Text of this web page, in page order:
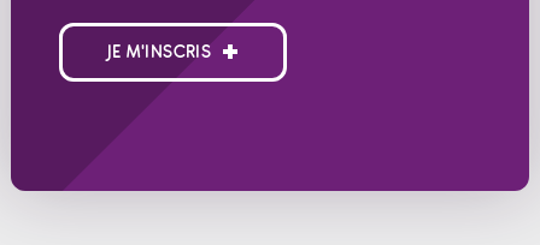
JE M'INSCRIS